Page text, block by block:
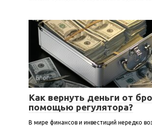
Блог
Как вернуть деньги от
помощью регулятора?
В мире финансов и инвестиций нередко